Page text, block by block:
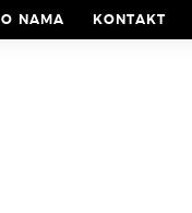
O NAMA KONTAKT